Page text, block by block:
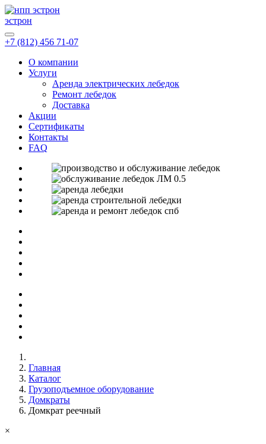
эстрон
+7 (812) 456 71-07
О компании
Услуги
Аренда электрических лебедок
Ремонт лебедок
Доставка
Акции
Сертификаты
Контакты
FAQ
Главная
Каталог
Грузоподъемное оборудование
Домкраты
Домкрат реечный
×